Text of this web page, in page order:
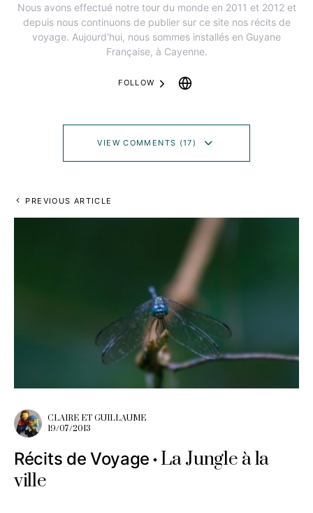
Nous avons effectué notre tour du monde en 2011 et 2012 et
depuis nous continuons de publier sur ce site nos récits de
voyage. Aujourd'hui, nous sommes installés en Guyane
Française, à Cayenne.
FOLLOW
VIEW COMMENTS (17)
PREVIOUS ARTICLE
CLAIRE ET GUILLAUME
19/07/2013
Récits de Voyage La Jungle à la
ville